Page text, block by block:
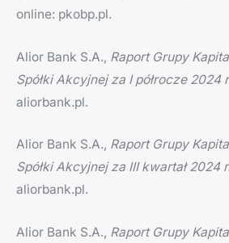
online: pkobp.pl.
Alior Bank S.A., Raport Grupy
Spółki Akcyjnej za I półrocze 2024
aliorbank.pl.
Alior Bank S.A., Raport Grupy
Spółki Akcyjnej za III kwartał 2024
aliorbank.pl.
Alior Bank S.A., Raport Grupy